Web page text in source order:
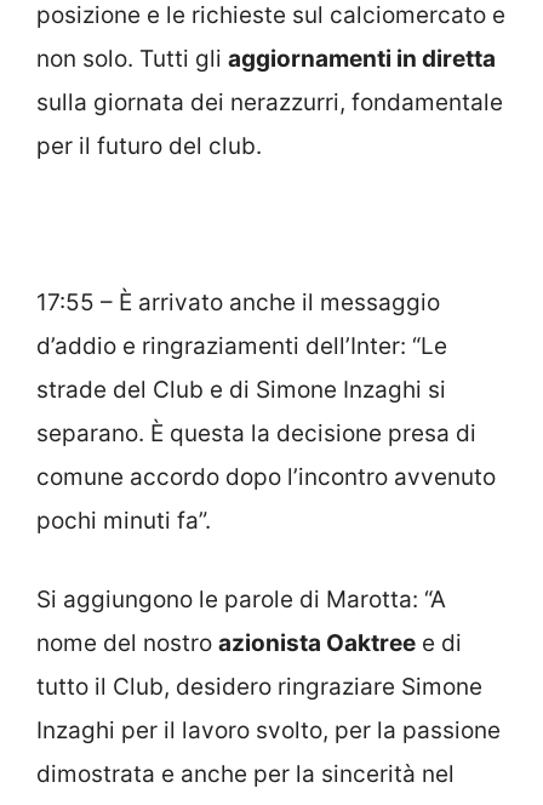
posizione e le richieste sul calciomercato e
non solo. Tutti gli aggiornamenti in diretta
sulla giornata dei nerazzurri, fondamentale
per il futuro del club.
17:55 – È arrivato anche il messaggio
d’addio e ringraziamenti dell’Inter: “Le
strade del Club e di Simone Inzaghi si
separano. È questa la decisione presa di
comune accordo dopo l’incontro avvenuto
pochi minuti fa”.
Si aggiungono le parole di Marotta: “A
nome del nostro azionista Oaktree e di
tutto il Club, desidero ringraziare Simone
Inzaghi per il lavoro svolto, per la passione
dimostrata e anche per la sincerità nel